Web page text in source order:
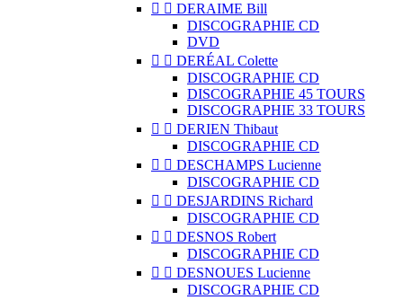
  DERAIME Bill
DISCOGRAPHIE CD
DVD
  DERÉAL Colette
DISCOGRAPHIE CD
DISCOGRAPHIE 45 TOURS
DISCOGRAPHIE 33 TOURS
  DERIEN Thibaut
DISCOGRAPHIE CD
  DESCHAMPS Lucienne
DISCOGRAPHIE CD
  DESJARDINS Richard
DISCOGRAPHIE CD
  DESNOS Robert
DISCOGRAPHIE CD
  DESNOUES Lucienne
DISCOGRAPHIE CD